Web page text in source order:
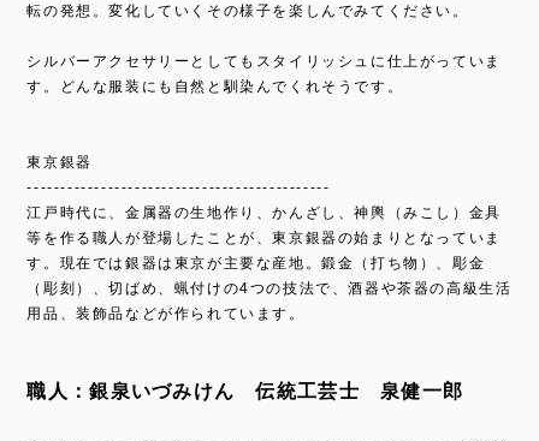
転の発想。変化していくその様子を楽しんでみてください。
シルバーアクセサリーとしてもスタイリッシュに仕上がっていま
す。どんな服装にも自然と馴染んでくれそうです。
東京銀器
---------------------------------------------
江戸時代に、金属器の生地作り、かんざし、神輿（みこし）金具
等を作る職人が登場したことが、東京銀器の始まりとなっていま
す。現在では銀器は東京が主要な産地。鍛金（打ち物）、彫金
（彫刻）、切ばめ、蝋付けの4つの技法で、酒器や茶器の高級生活
用品、装飾品などが作られています。
職人：銀泉いづみけん 伝統工芸士 泉健一郎